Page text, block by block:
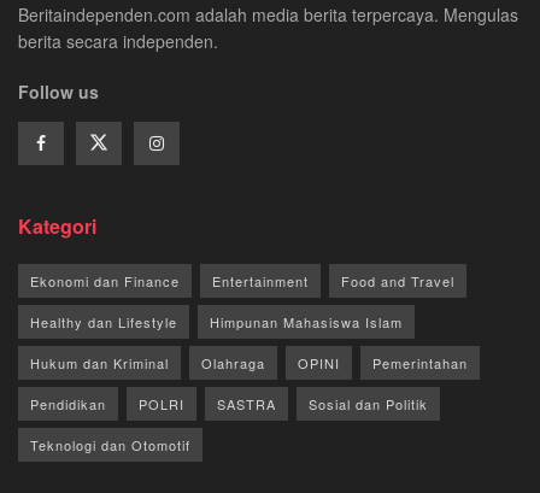
Beritaindependen.com adalah media berita terpercaya. Mengulas
berita secara independen.
Follow us
Kategori
Ekonomi dan Finance Entertainment Food and Travel
Healthy dan Lifestyle Himpunan Mahasiswa Islam
Hukum dan Kriminal Olahraga OPINI Pemerintahan
Pendidikan POLRI SASTRA Sosial dan Politik
Teknologi dan Otomotif